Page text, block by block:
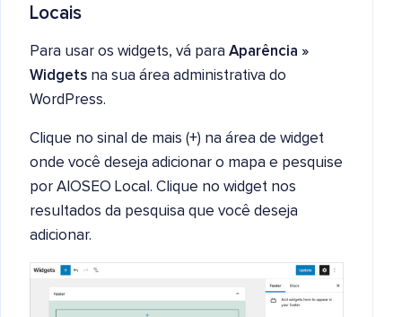
Locais
Para usar os widgets, vá para Aparência »
Widgets na sua área administrativa do
WordPress.
Clique no sinal de mais (+) na área de widget
onde você deseja adicionar o mapa e pesquise
por AIOSEO Local. Clique no widget nos
resultados da pesquisa que você deseja
adicionar.